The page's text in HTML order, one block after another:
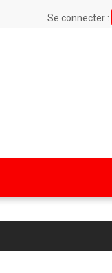
Se connecter :